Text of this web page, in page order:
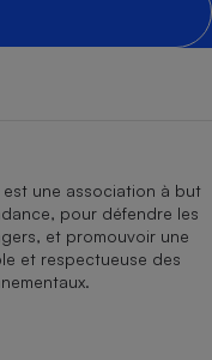
est une association à but
pour défendre les
et promouvoir une
et respectueuse des